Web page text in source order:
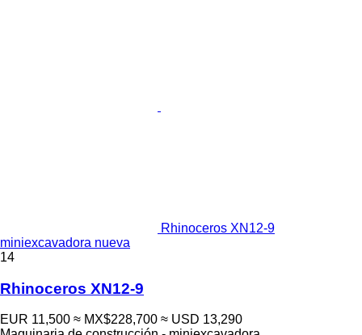
Rhinoceros XN12-9
miniexcavadora nueva
14
Rhinoceros XN12-9
EUR 11,500 ≈ MX$228,700 ≈ USD 13,290